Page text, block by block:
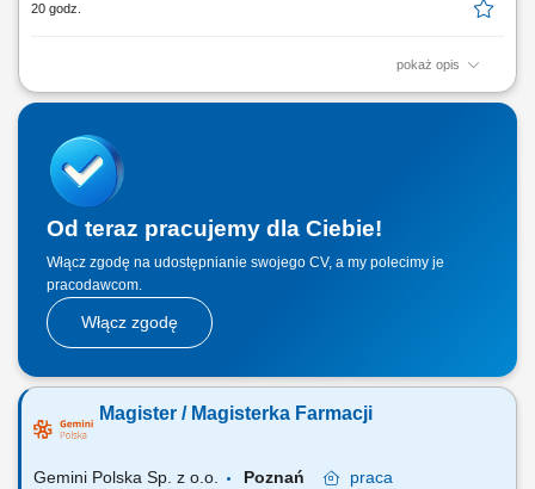
20 godz.
pokaż opis
Profesjonalne doradztwo osobom odwiedzającym sklep w zakresie
sprawna obsługa zleceń na zaopatrzenie medyczne realizowanych w
ramach systemów refundacyjnych. Budowanie życzliwych oraz trwałych
relacji z klientami popartych...
Od teraz pracujemy dla Ciebie!
Włącz zgodę na udostępnianie swojego CV, a my polecimy je
pracodawcom.
Włącz zgodę
Magister / Magisterka Farmacji
Gemini Polska Sp. z o.o. Poznań
praca